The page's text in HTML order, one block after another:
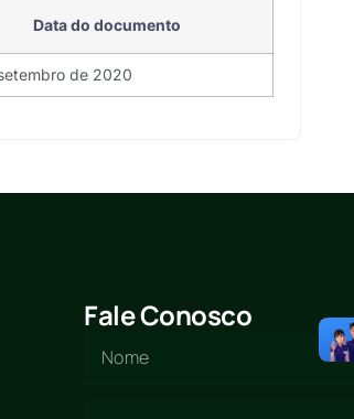
Data do documento
de 2020
Fale Conosco